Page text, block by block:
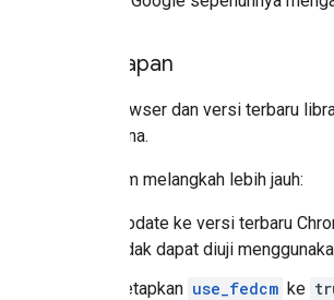
Penyiapan
API browser dan versi terbaru
pengguna.
Sebelum melangkah lebih jauh:
Update ke versi terbaru
tidak dapat diuji
Tetapkan use_fedcm ke